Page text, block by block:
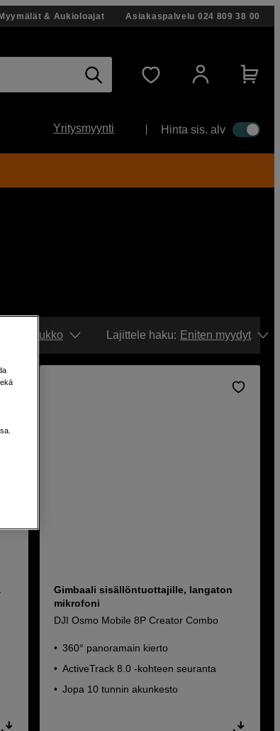
Myymälät & Aukioloajat Asiakaspalvelu 024 809 38 00
Yritysmyynti Hinta sis. alv
Ruudukko Lajittele haku: Eniten myydyt
Gimbaali sisällöntuottajille, langaton
mikrofoni
DJI Osmo Mobile 8P Creator Combo
360° panoramain kierto
ActiveTrack 8.0 -kohteen seuranta
Jopa 10 tunnin akunkesto